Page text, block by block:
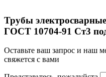
Трубы
ГОСТ 10704-91 Ст3
Оставьте ваш запрос и наш
свяжется с вами